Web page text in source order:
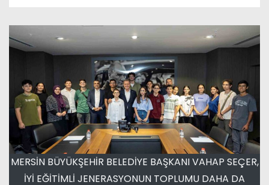
MERSİN BÜYÜKŞEHİR BELEDİYE BAŞKANI VAHAP SEÇER,
İYİ EĞİTİMLİ JENERASYONUN TOPLUMU DAHA DA